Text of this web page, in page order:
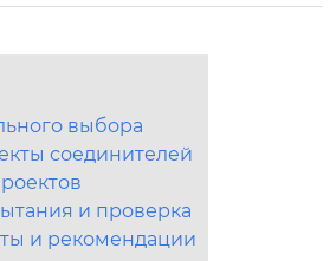
выбора
соединителей
и проверка
и рекомендации